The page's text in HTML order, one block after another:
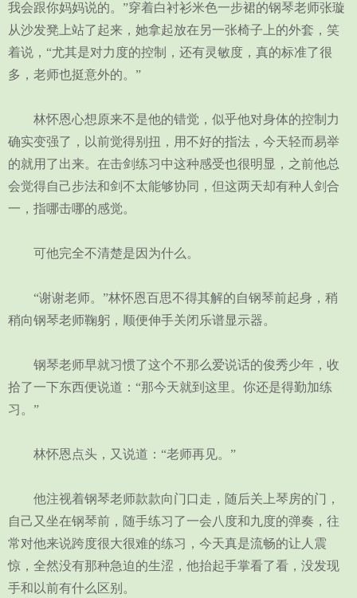
我会跟你妈妈说的。”穿着白衬衫米色一步裙的钢琴老师张璇
从沙发凳上站了起来，她拿起放在另一张椅子上的外套，笑
着说，“尤其是对力度的控制，还有灵敏度，真的标准了很
多，老师也挺意外的。”
林怀恩心想原来不是他的错觉，似乎他对身体的控制力
确实变强了，以前觉得别扭，用不好的指法，今天轻而易举
的就用了出来。在击剑练习中这种感受也很明显，之前他总
会觉得自己步法和剑不太能够协同，但这两天却有种人剑合
一，指哪击哪的感觉。
可他完全不清楚是因为什么。
“谢谢老师。”林怀恩百思不得其解的自钢琴前起身，稍
稍向钢琴老师鞠躬，顺便伸手关闭乐谱显示器。
钢琴老师早就习惯了这个不那么爱说话的俊秀少年，收
拾了一下东西便说道：“那今天就到这里。你还是得勤加练
习。”
林怀恩点头，又说道：“老师再见。”
他注视着钢琴老师款款向门口走，随后关上琴房的门，
自己又坐在钢琴前，随手练习了一会八度和九度的弹奏，往
常对他来说跨度很大很难的练习，今天真是流畅的让人震
惊，全然没有那种急迫的生涩，他抬起手掌看了看，没发现
手和以前有什么区别。